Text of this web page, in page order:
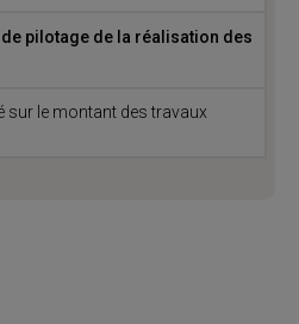
pilotage de la réalisation des
sur le montant des travaux